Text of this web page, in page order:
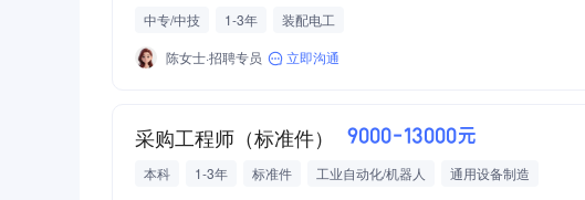
中专/中技 1-3年
装配电工
陈女士·招聘专员
立即沟通
采购工程师（标准件） 9000-13000元
本科 1-3年 标准件 工业自动化/机器人
通用设备制造